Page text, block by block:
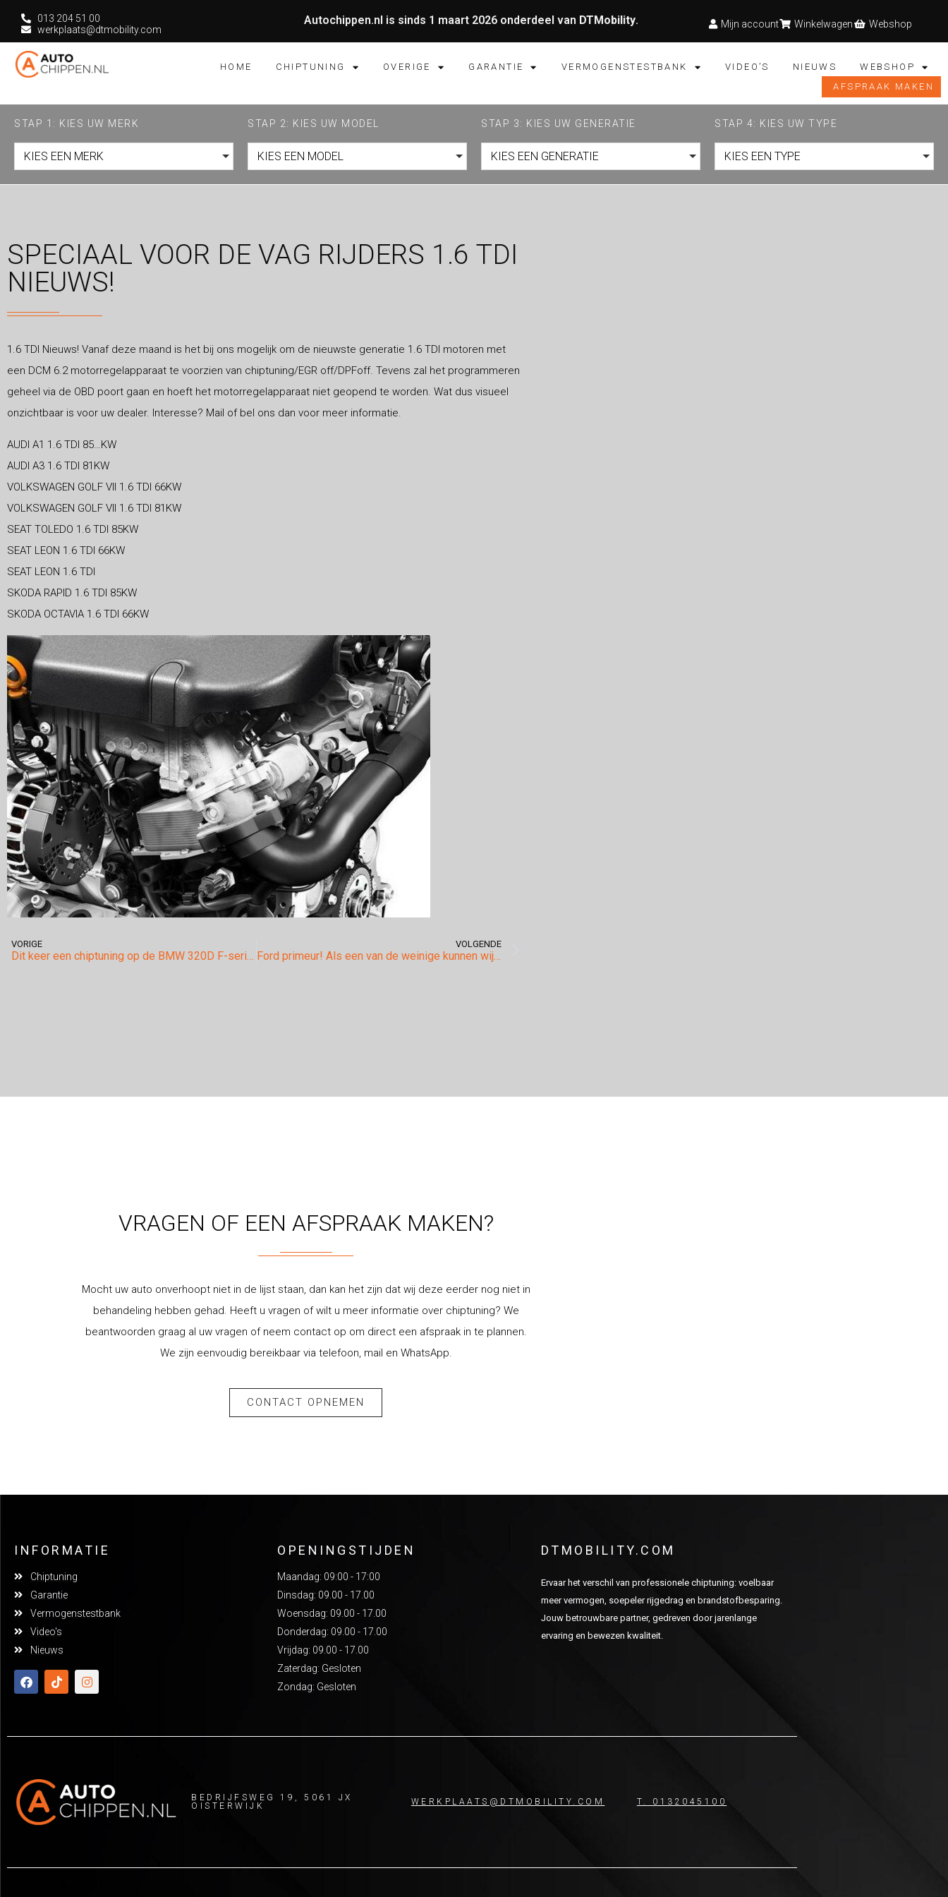
013 204 51 00
werkplaats@dtmobility.com
Autochippen.nl is sinds 1 maart 2026 onderdeel van DTMobility. Mijn account Winkelwagen Webshop
HOME CHIPTUNING OVERIGE GARANTIE VERMOGENSTESTBANK VIDEO’S NIEUWS
WEBSHOP
AFSPRAAK MAKEN
STAP 1: KIES UW MERK
KIES EEN MERK
STAP 2: KIES UW MODEL
KIES EEN MODEL
STAP 3: KIES UW GENERATIE
KIES EEN GENERATIE
STAP 4: KIES UW TYPE
KIES EEN TYPE
SPECIAAL VOOR DE VAG RIJDERS 1.6 TDI
NIEUWS!
1.6 TDI Nieuws! Vanaf deze maand is het bij ons mogelijk om de nieuwste generatie 1.6 TDI motoren met
een DCM 6.2 motorregelapparaat te voorzien van chiptuning/EGR off/DPFoff. Tevens zal het programmeren
geheel via de OBD poort gaan en hoeft het motorregelapparaat niet geopend te worden. Wat dus visueel
onzichtbaar is voor uw dealer. Interesse? Mail of bel ons dan voor meer informatie.
AUDI A1 1.6 TDI 85…KW
AUDI A3 1.6 TDI 81KW
VOLKSWAGEN GOLF VII 1.6 TDI 66KW
VOLKSWAGEN GOLF VII 1.6 TDI 81KW
SEAT TOLEDO 1.6 TDI 85KW
SEAT LEON 1.6 TDI 66KW
SEAT LEON 1.6 TDI
SKODA RAPID 1.6 TDI 85KW
SKODA OCTAVIA 1.6 TDI 66KW
VORIGE
Dit keer een chiptuning op de BMW 320D F-series.
VOLGENDE
Ford primeur! Als een van de weinige kunnen wij Ford 1.5 Ecoboost motoren voorzien van tuning geheel via OBD!
VRAGEN OF EEN AFSPRAAK MAKEN?
Mocht uw auto onverhoopt niet in de lijst staan, dan kan het zijn dat wij deze eerder nog niet in
behandeling hebben gehad. Heeft u vragen of wilt u meer informatie over chiptuning? We
beantwoorden graag al uw vragen of neem contact op om direct een afspraak in te plannen.
We zijn eenvoudig bereikbaar via telefoon, mail en WhatsApp.
CONTACT OPNEMEN
INFORMATIE
Chiptuning
Garantie
Vermogenstestbank
Video's
Nieuws
OPENINGSTIJDEN
Maandag: 09:00 - 17:00
Dinsdag: 09.00 - 17.00
Woensdag: 09.00 - 17.00
Donderdag: 09.00 - 17.00
Vrijdag: 09.00 - 17.00
Zaterdag: Gesloten
Zondag: Gesloten
DTMOBILITY.COM
Ervaar het verschil van professionele chiptuning: voelbaar
meer vermogen, soepeler rijgedrag en brandstofbesparing.
Jouw betrouwbare partner, gedreven door jarenlange
ervaring en bewezen kwaliteit.
BEDRIJFSWEG 19, 5061 JX
OISTERWIJK
WERKPLAATS@DTMOBILITY.COM T. 0132045100